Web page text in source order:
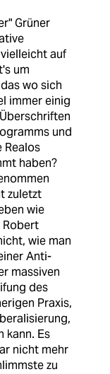
Grüner
auf
um
wo sich
immer einig
und
Realos
haben?
zuletzt
wie
Robert
wie man
Anti-
massiven
des
Praxis,
kann. Es
nicht mehr
zu